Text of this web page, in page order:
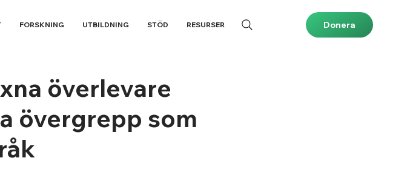
FORSKNING UTBILDNING STÖD RESURSER Donera
överlevare
övergrepp som